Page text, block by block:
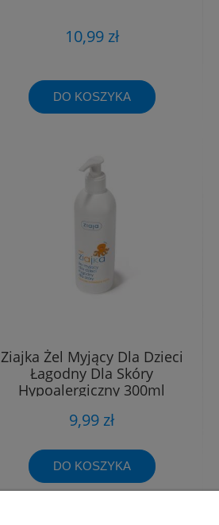
10,99 zł
DO KOSZYKA
Ziajka Żel Myjący Dla Dzieci
Łagodny Dla Skóry
Hypoalergiczny 300ml
9,99 zł
DO KOSZYKA